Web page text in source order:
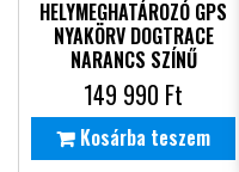
HELYMEGHATÁROZÓ GPS
NYAKÖRV DOGTRACE
NARANCS SZÍNŰ
149 990 Ft
Kosárba teszem